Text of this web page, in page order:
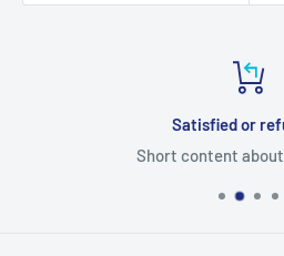
Satisfied or
Short content